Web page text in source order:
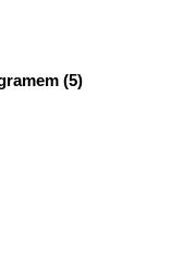
(5)
(16)